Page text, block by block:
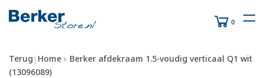
0
Terug | Home
Berker afdekraam 1.5-voudig verticaal Q1 wit
(13096089)